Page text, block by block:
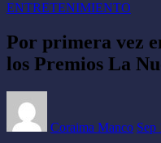
ENTRETENIMIENTO
Por primera vez
los Premios La
Coraima Manco Sep